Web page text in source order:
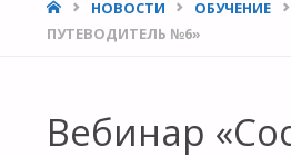
HOMEНОВОСТИ ОБУЧЕНИЕ
ПУТЕВОДИТЕЛЬ №6»
Вебинар